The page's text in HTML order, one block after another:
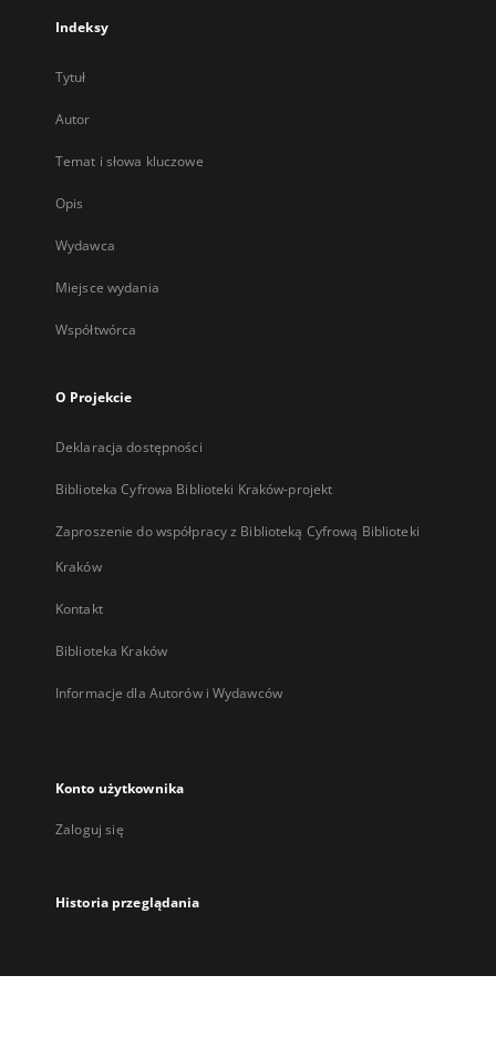
Indeksy
Tytuł
Autor
Temat i słowa kluczowe
Opis
Wydawca
Miejsce wydania
Współtwórca
O Projekcie
Deklaracja dostępności
Biblioteka Cyfrowa Biblioteki Kraków-projekt
Zaproszenie do współpracy z Biblioteką Cyfrową Biblioteki
Kraków
Kontakt
Biblioteka Kraków
Informacje dla Autorów i Wydawców
Konto użytkownika
Zaloguj się
Historia przeglądania